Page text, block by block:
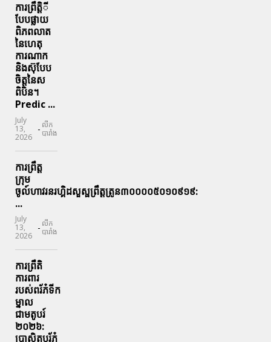
ការព្រឹតិ្តី
បែបផ្លាយ
ពិភពលាត
នៃហេតុ
ការណាក
និងស៊ុបែប
ចិត្តនៃស
ពិបិន។
Predic ...
July
13,
2026
- លីក
បារាំង
ការព្រឹត្ត
ក្រុម
ចូល៍ហាវរនរហ្គិដសួស្ផព្រឹត្តត្រូន៣០០០០៥០១០៩១៩:
...
July
13,
2026
- លីក
បារាំង
ការព្រឹតិ
ការពារ
របស់ពរ័ភ៎ទីក
ម្នាល
ជាមតូបរ៍
២០២៦:
ប្រាសិតបរ័ភ៎